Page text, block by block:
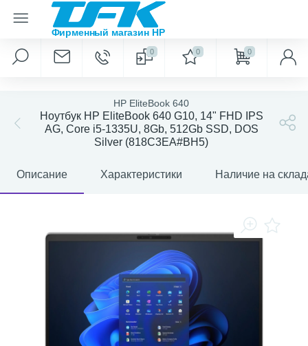
0 0 0
HP EliteBook 640
Ноутбук HP EliteBook 640 G10, 14" FHD IPS
AG, Core i5-1335U, 8Gb, 512Gb SSD, DOS
Silver (818C3EA#BH5)
Описание Характеристики Наличие на